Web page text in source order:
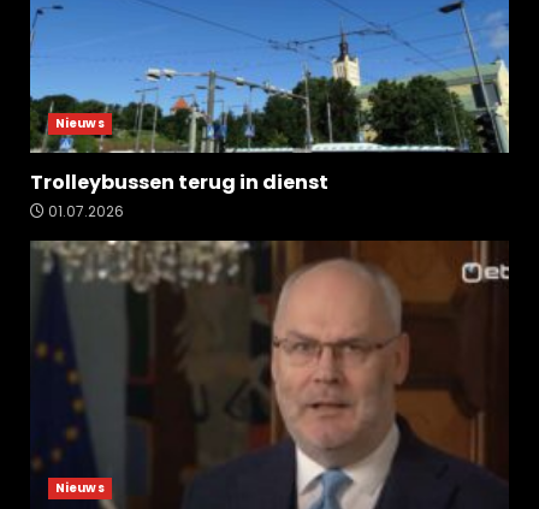
Nieuws
Trolleybussen terug in dienst
01.07.2026
Nieuws